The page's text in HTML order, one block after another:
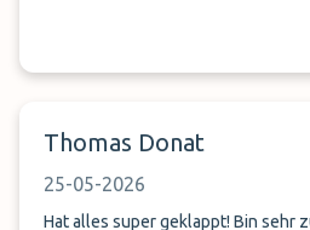
Thomas Donat
25-05-2026
Hat alles super geklappt! Bin sehr